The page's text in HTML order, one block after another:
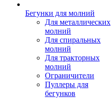
Бегунки для молний
Для металлических
молний
Для спиральных
молний
Для тракторных
молний
Ограничители
Пуллеры для
бегунков